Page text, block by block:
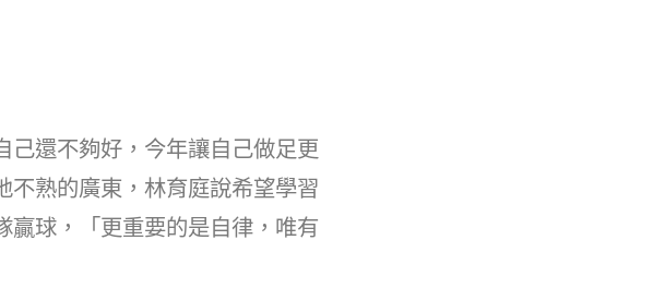
己還不夠好，今年讓自己做足更
不熟的廣東，林育庭說希望學習
贏球，「更重要的是自律，唯有